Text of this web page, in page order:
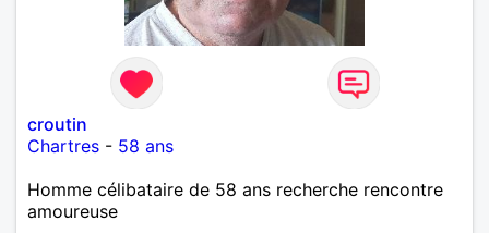
croutin
Chartres - 58 ans
Homme célibataire de 58 ans recherche rencontre
amoureuse